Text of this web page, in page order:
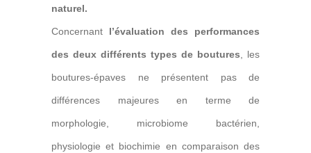
naturel.
Concernant l’évaluation des performances
des deux différents types de boutures , les
boutures-épaves ne présentent pas de
différences majeures en terme de
morphologie, microbiome bactérien,
physiologie et biochimie en comparaison des